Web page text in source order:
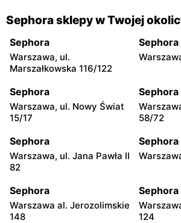
Sephora sklepy w Twojej
Sephora
Warszawa, ul.
Marszałkowska 116/122
Sephora
Sephora
Warszawa, ul. Nowy Świat
15/17
Sephora
58/72
Sephora
Warszawa, ul. Jana Pawła II
82
Sephora
Sephora
Warszawa al. Jerozolimskie
148
Sephora
124